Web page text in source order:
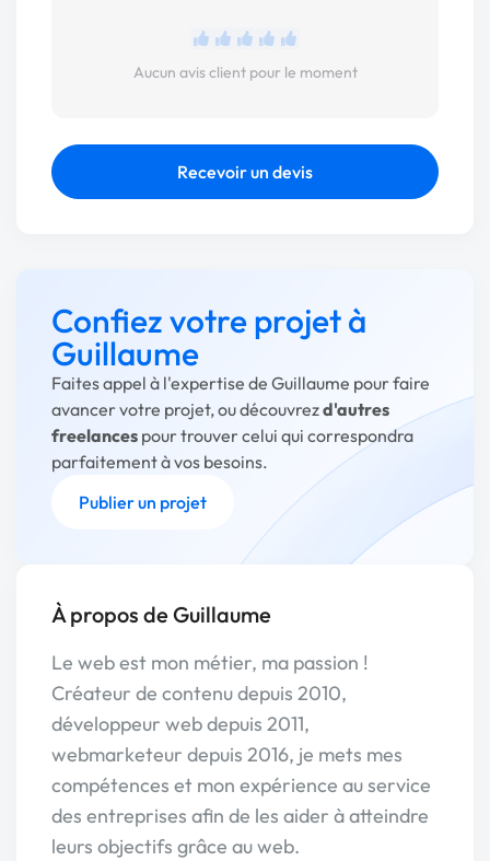
Aucun avis client pour le moment
Recevoir un devis
Confiez votre projet à
Guillaume
Faites appel à l'expertise de Guillaume pour faire
avancer votre projet, ou découvrezd'autres
freelances pour trouver celui qui correspondra
parfaitement à vos besoins.
Publier un projet
À propos de Guillaume
Le web est mon métier, ma passion !
Créateur de contenu depuis 2010,
développeur web depuis 2011,
webmarketeur depuis 2016, je mets mes
compétences et mon expérience au service
des entreprises afin de les aider à atteindre
leurs objectifs grâce au web.